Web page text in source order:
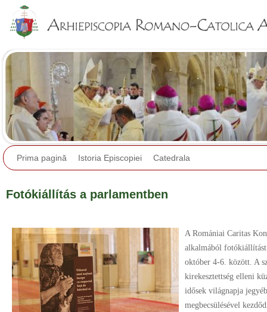
Prima pagină Istoria Episcopiei Catedrala
Fotókiállítás a parlamentben
A Romániai Caritas
alkalmából fotókiállítást
október 4-6. között. A
kirekesztettség elleni
idősek világnapja
megbecsülésével